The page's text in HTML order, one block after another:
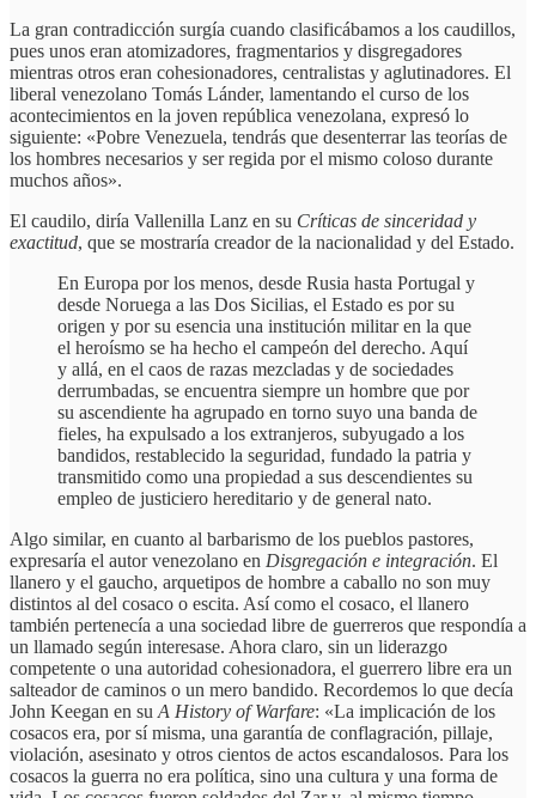
La gran contradicción surgía cuando clasificábamos a los caudillos,
pues unos eran atomizadores, fragmentarios y disgregadores
mientras otros eran cohesionadores, centralistas y aglutinadores. El
liberal venezolano Tomás Lánder, lamentando el curso de los
acontecimientos en la joven república venezolana, expresó lo
siguiente: «Pobre Venezuela, tendrás que desenterrar las teorías de
los hombres necesarios y ser regida por el mismo coloso durante
muchos años».
El caudilo, diría Vallenilla Lanz en su Críticas de sinceridad y
exactitud, que se mostraría creador de la nacionalidad y del Estado.
En Europa por los menos, desde Rusia hasta Portugal y
desde Noruega a las Dos Sicilias, el Estado es por su
origen y por su esencia una institución militar en la que
el heroísmo se ha hecho el campeón del derecho. Aquí
y allá, en el caos de razas mezcladas y de sociedades
derrumbadas, se encuentra siempre un hombre que por
su ascendiente ha agrupado en torno suyo una banda de
fieles, ha expulsado a los extranjeros, subyugado a los
bandidos, restablecido la seguridad, fundado la patria y
transmitido como una propiedad a sus descendientes su
empleo de justiciero hereditario y de general nato.
Algo similar, en cuanto al barbarismo de los pueblos pastores,
expresaría el autor venezolano en Disgregación e integración. El
llanero y el gaucho, arquetipos de hombre a caballo no son muy
distintos al del cosaco o escita. Así como el cosaco, el llanero
también pertenecía a una sociedad libre de guerreros que respondía a
un llamado según interesase. Ahora claro, sin un liderazgo
competente o una autoridad cohesionadora, el guerrero libre era un
salteador de caminos o un mero bandido. Recordemos lo que decía
John Keegan en su A History of Warfare: «La implicación de los
cosacos era, por sí misma, una garantía de conflagración, pillaje,
violación, asesinato y otros cientos de actos escandalosos. Para los
cosacos la guerra no era política, sino una cultura y una forma de